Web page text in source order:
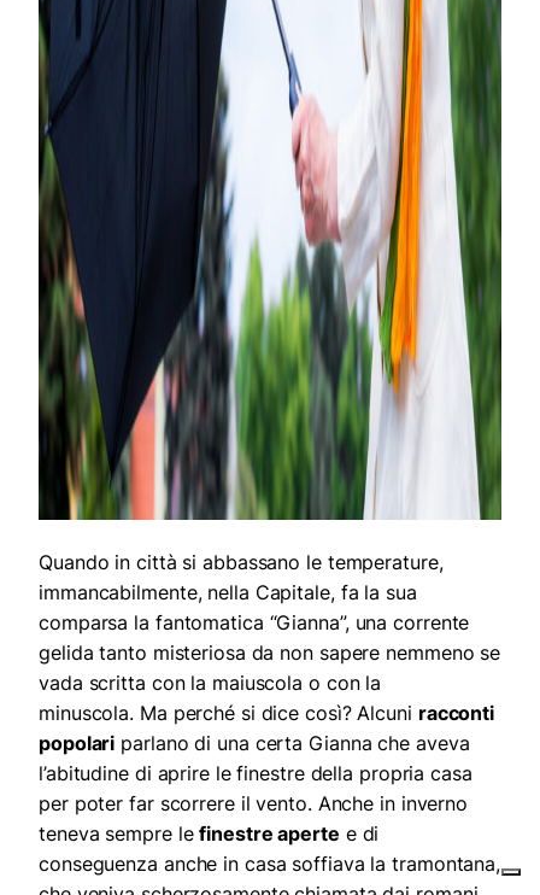
Quando in città si abbassano le temperature,
immancabilmente, nella Capitale, fa la sua
comparsa la fantomatica “Gianna”, una corrente
gelida tanto misteriosa da non sapere nemmeno se
vada scritta con la maiuscola o con la
minuscola. Ma perché si dice così? Alcuni racconti
popolari parlano di una certa Gianna che aveva
l’abitudine di aprire le finestre della propria casa
per poter far scorrere il vento. Anche in inverno
teneva sempre lefinestre aperte e di
conseguenza anche in casa soffiava la tramontana,